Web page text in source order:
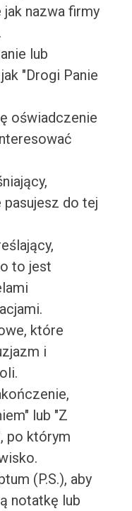
jak nazwa firmy
lub
"Drogi Panie
oświadczenie
do tej
to jest
które
i
lub "Z
po którym
(P.S.), aby
notatkę lub